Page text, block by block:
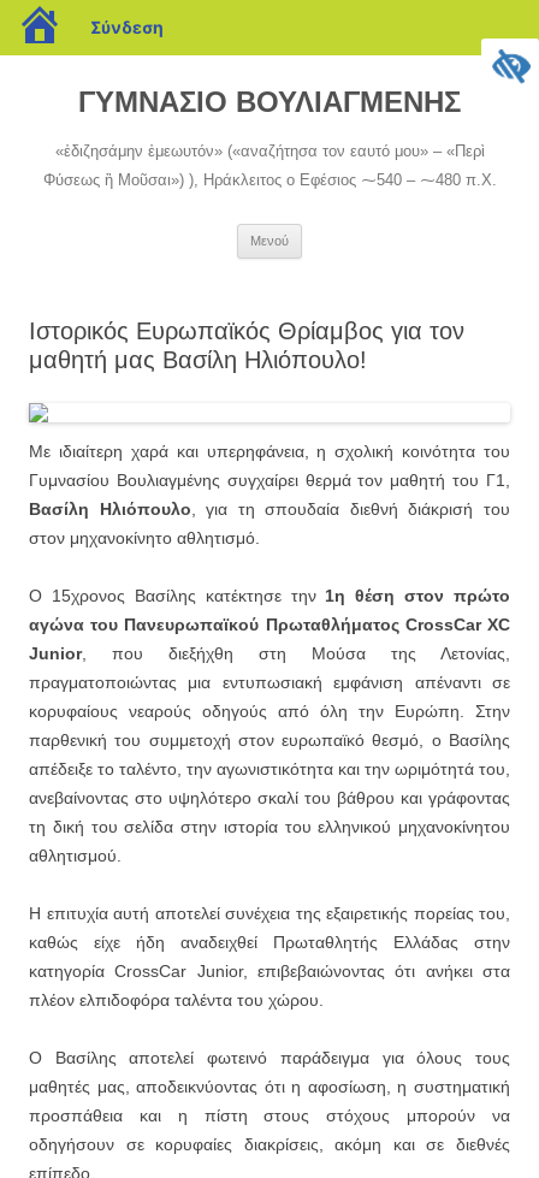
blogs.sch.gr
Σύνδεση
περιεχόμενοΓΥΜΝΑΣΙΟ ΒΟΥΛΙΑΓΜΕΝΗΣ
«ἐδιζησάμην ἐμεωυτόν» («αναζήτησα τον εαυτό μου» – «Περὶ
Φύσεως ἢ Μοῦσαι») ), Ηράκλειτος ο Εφέσιος ⁓540 ‒ ⁓480 π.Χ.
Μενού
Ιστορικός Ευρωπαϊκός Θρίαμβος για τον
μαθητή μας Βασίλη Ηλιόπουλο!
Με ιδιαίτερη χαρά και υπερηφάνεια, η σχολική κοινότητα του
Γυμνασίου Βουλιαγμένης συγχαίρει θερμά τον μαθητή του Γ1,
Βασίλη Ηλιόπουλο , για τη σπουδαία διεθνή διάκρισή του
στον μηχανοκίνητο αθλητισμό.
Ο 15χρονος Βασίλης κατέκτησε την 1η θέση στον πρώτο
αγώνα του Πανευρωπαϊκού Πρωταθλήματος CrossCar XC
Junior, που διεξήχθη στη Μούσα της Λετονίας,
πραγματοποιώντας μια εντυπωσιακή εμφάνιση απέναντι σε
κορυφαίους νεαρούς οδηγούς από όλη την Ευρώπη. Στην
παρθενική του συμμετοχή στον ευρωπαϊκό θεσμό, ο Βασίλης
απέδειξε το ταλέντο, την αγωνιστικότητα και την ωριμότητά του,
ανεβαίνοντας στο υψηλότερο σκαλί του βάθρου και γράφοντας
τη δική του σελίδα στην ιστορία του ελληνικού μηχανοκίνητου
αθλητισμού.
Η επιτυχία αυτή αποτελεί συνέχεια της εξαιρετικής πορείας του,
καθώς είχε ήδη αναδειχθεί Πρωταθλητής Ελλάδας στην
κατηγορία CrossCar Junior, επιβεβαιώνοντας ότι ανήκει στα
πλέον ελπιδοφόρα ταλέντα του χώρου.
Ο Βασίλης αποτελεί φωτεινό παράδειγμα για όλους τους
μαθητές μας, αποδεικνύοντας ότι η αφοσίωση, η συστηματική
προσπάθεια και η πίστη στους στόχους μπορούν να
οδηγήσουν σε κορυφαίες διακρίσεις, ακόμη και σε διεθνές
επίπεδο.